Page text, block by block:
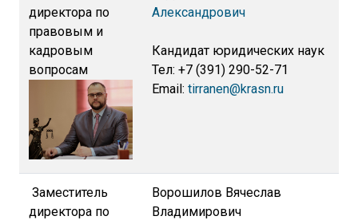
директора по
правовым и
кадровым
вопросам
Александрович
Кандидат юридических наук
Тел: +7 (391) 290-52-71
Email: tirranen@krasn.ru
Заместитель
директора по
Ворошилов Вячеслав
Владимирович